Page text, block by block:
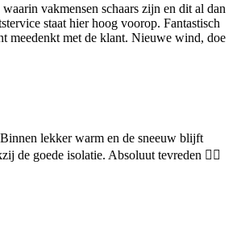
vakmensen schaars zijn en dit al dan
staat hier hoog voorop. Fantastisch
meedenkt met de klant. Nieuwe wind, doe
lekker warm en de sneeuw blijft
de goede isolatie. Absoluut tevreden 👌🏻